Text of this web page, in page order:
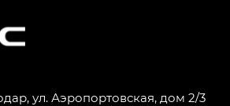
ул. Аэропортовская, дом 2/3